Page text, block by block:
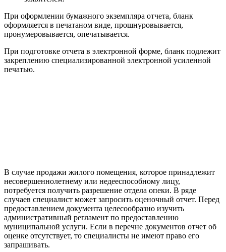
При оформлении бумажного экземпляра отчета, бланк
оформляется в печатаном виде, прошнуровывается,
пронумеровывается, опечатывается.
При подготовке отчета в электронной форме, бланк подлежит
закреплению специализированной электронной усиленной
печатью.
В случае продажи жилого помещения, которое принадлежит
несовершеннолетнему или недееспособному лицу,
потребуется получить разрешение отдела опеки. В ряде
случаев специалист может запросить оценочный отчет. Перед
предоставлением документа целесообразно изучить
административный регламент по предоставлению
муниципальной услуги. Если в перечне документов отчет об
оценке отсутствует, то специалисты не имеют право его
запрашивать.